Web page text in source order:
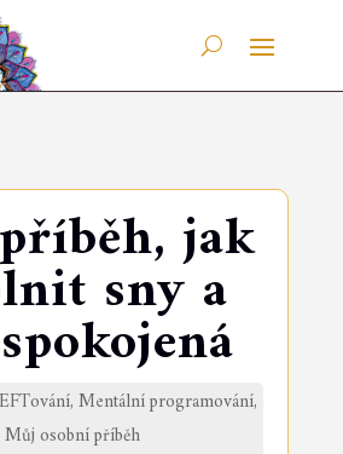
jak
sny a
,Mentální programování,
Můj osobní příběh